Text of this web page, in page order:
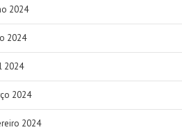
2024
2024
2024
2024
2024